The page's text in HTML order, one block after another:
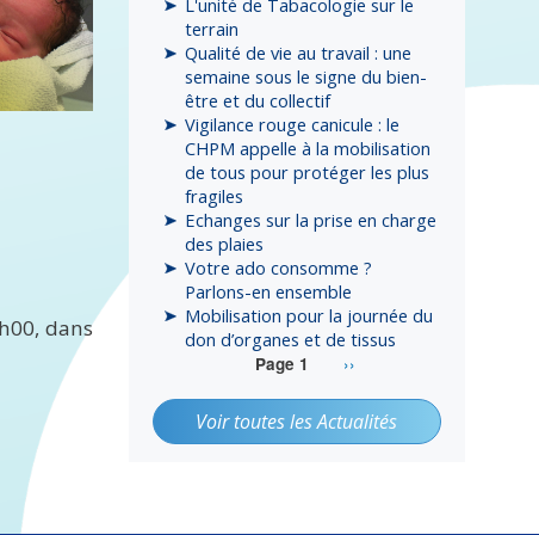
dans
terrain
Qualité de vie au travail : une
semaine sous le signe du bien-
être et du collectif
Vigilance rouge canicule : le
CHPM appelle à la mobilisation
de tous pour protéger les plus
fragiles
Echanges sur la prise en charge
des plaies
Votre ado consomme ?
Parlons-en ensemble
Mobilisation pour la journée du
don d’organes et de tissus
Page 1
Page
››
Voir toutes les Actualités